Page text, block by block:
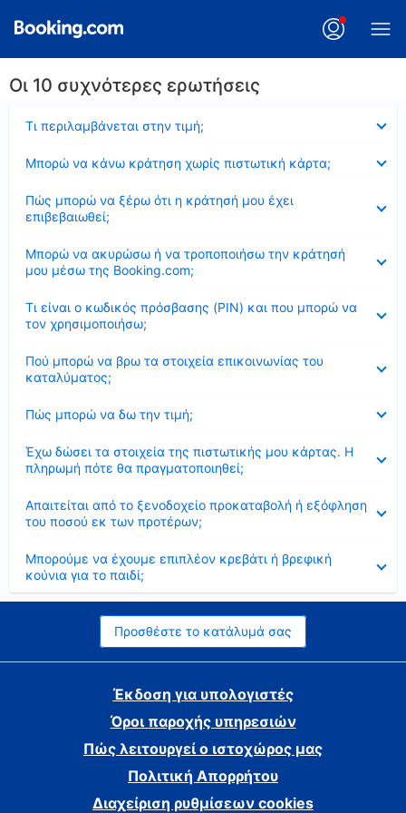
Οι 10 συχνότερες ερωτήσεις
Τι περιλαμβάνεται στην τιμή;
Μπορώ να κάνω κράτηση χωρίς πιστωτική κάρτα;
Πώς μπορώ να ξέρω ότι η κράτησή μου έχει
επιβεβαιωθεί;
Μπορώ να ακυρώσω ή να τροποποιήσω την κράτησή
μου μέσω της Booking.com;
Τι είναι ο κωδικός πρόσβασης (PIN) και που μπορώ να
τον χρησιμοποιήσω;
Πού μπορώ να βρω τα στοιχεία επικοινωνίας του
καταλύματος;
Πώς μπορώ να δω την τιμή;
Έχω δώσει τα στοιχεία της πιστωτικής μου κάρτας. Η
πληρωμή πότε θα πραγματοποιηθεί;
Απαιτείται από το ξενοδοχείο προκαταβολή ή εξόφληση
του ποσού εκ των προτέρων;
Μπορούμε να έχουμε επιπλέον κρεβάτι ή βρεφική
κούνια για το παιδί;
Προσθέστε το κατάλυμά σας
Έκδοση για υπολογιστές
Όροι παροχής υπηρεσιών
Πώς λειτουργεί ο ιστοχώρος μας
Πολιτική Απορρήτου
Διαχείριση ρυθμίσεων cookies